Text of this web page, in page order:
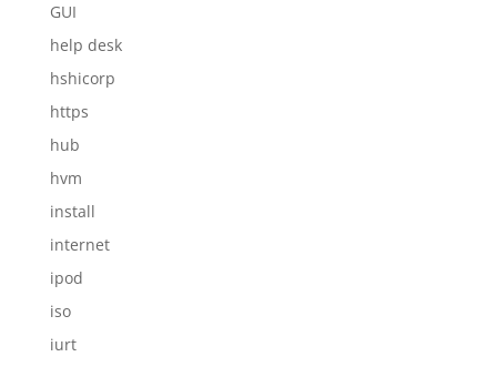
GUI
help desk
hshicorp
https
hub
hvm
install
internet
ipod
iso
iurt